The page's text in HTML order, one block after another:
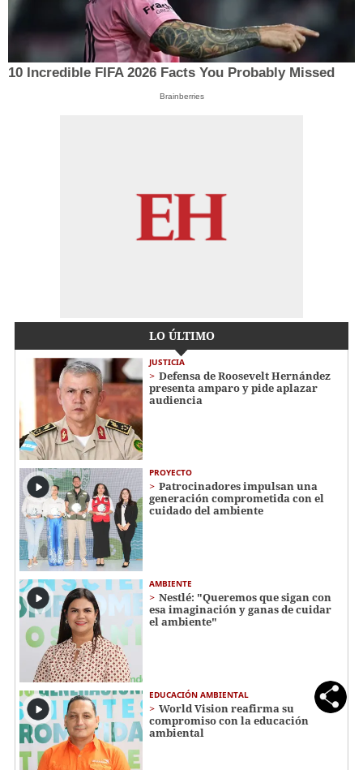
10 Incredible FIFA 2026 Facts You Probably Missed
Brainberries
LO ÚLTIMO
JUSTICIA
Defensa de Roosevelt Hernández
presenta amparo y pide aplazar
audiencia
PROYECTO
Patrocinadores impulsan una
generación comprometida con el
cuidado del ambiente
AMBIENTE
Nestlé: "Queremos que sigan con
esa imaginación y ganas de cuidar
el ambiente"
EDUCACIÓN AMBIENTAL
World Vision reafirma su
compromiso con la educación
ambiental